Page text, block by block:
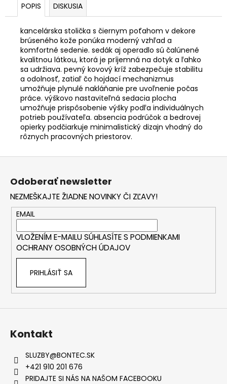
POPIS DISKUSIA
kancelárska stolička s čiernym poťahom v dekore
brúseného kože ponúka moderný vzhľad a
komfortné sedenie. sedák aj operadlo sú čalúnené
kvalitnou látkou, ktorá je príjemná na dotyk a ľahko
sa udržiava. pevný kovový kríž zabezpečuje stabilitu
a odolnosť, zatiaľ čo hojdací mechanizmus
umožňuje plynulé nakláňanie pre uvoľnenie počas
práce. výškovo nastaviteľná sedacia plocha
umožňuje prispôsobenie výšky podľa individuálnych
potrieb používateľa. absencia podrúčok a bedrovej
opierky podčiarkuje minimalistický dizajn vhodný do
rôznych pracovných priestorov.
Z
Odoberať newsletter
NEZMEŠKAJTE ŽIADNE NOVINKY ČI ZĽAVY!
EMAIL
VLOŽENÍM E-MAILU SÚHLASÍTE S PODMIENKAMI
OCHRANY OSOBNÝCH ÚDAJOV
PRIHLÁSIŤ SA
Kontakt
SLUZBY@BONTEC.SK
+421 910 201 676
PRIDAJTE SI NÁS NA NAŠOM FACEBOOKU